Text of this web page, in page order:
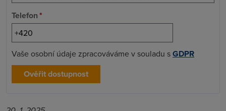
Telefon*
Vaše osobní údaje zpracováváme v souladu sGDPR
Ověřit dostupnost